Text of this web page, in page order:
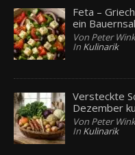
Feta –
ein
Von Peter
In Kulinarik
Versteckte
Dezember
Von Peter
In Kulinarik